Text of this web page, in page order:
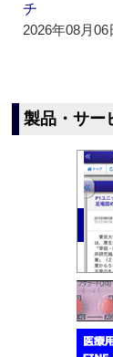
チ
2026年08月06
製品・サー